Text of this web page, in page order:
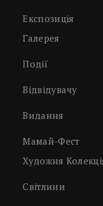
Експозиція
Галерея
Події
Відвідувачу
Видання
Мамай-Фест
Художня
Світлини